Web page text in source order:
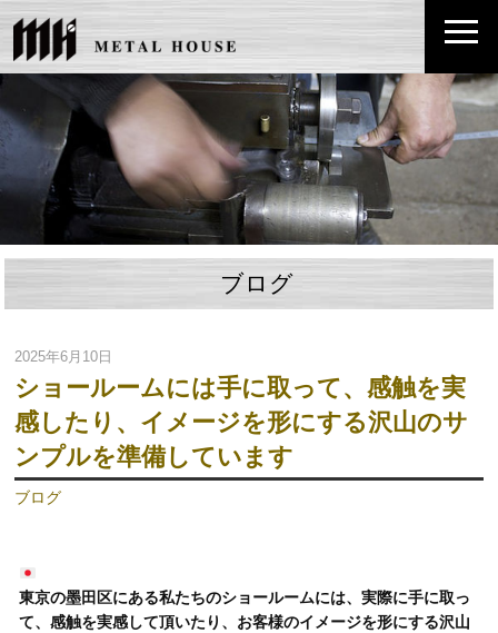
ブログ
2025年6月10日
ショールームには手に取って、感触を実
感したり、イメージを形にする沢山のサ
ンプルを準備しています
ブログ
東京の墨田区にある私たちのショールームには、実際に手に取っ
て、感触を実感して頂いたり、お客様のイメージを形にする沢山